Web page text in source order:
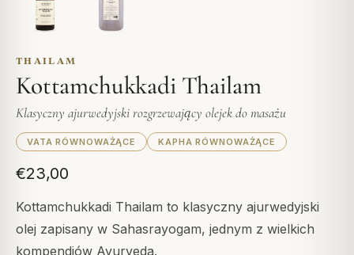
THAILAM
Kottamchukkadi Thailam
Klasyczny ajurwedyjski rozgrzewający olejek do masażu
VATA RÓWNOWAŻĄCE KAPHA RÓWNOWAŻĄCE
€23,00
Kottamchukkadi Thailam to klasyczny ajurwedyjski
olej zapisany w Sahasrayogam, jednym z wielkich
kompendiów Ayurveda.